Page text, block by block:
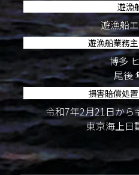
遊漁
遊漁船
遊漁船業務
博多
尾後
損害賠償処
令和7年2月21日から
東京海上日